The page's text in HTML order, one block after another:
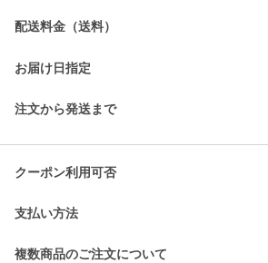
配送料金（送料）
お届け日指定
注文から発送まで
クーポン利用可否
支払い方法
複数商品のご注文について